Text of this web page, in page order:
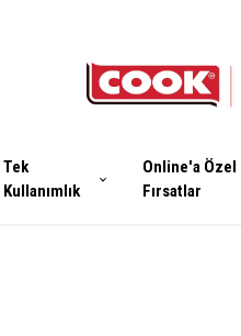
Tek
Kullanımlık
Online'a Özel
Fırsatlar